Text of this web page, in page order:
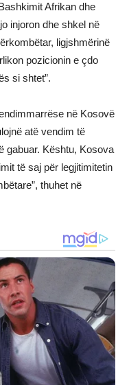
Afrikan dhe
injoron dhe shkel në
ligjshmërinë
pozicionin e çdo
si shtet”.
në Kosovë
atë vendim të
gabuar. Kështu, Kosova
të saj për legjitimitetin
thuhet në